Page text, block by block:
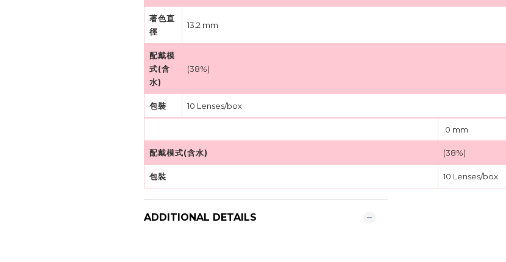
著色直
徑
13.2 mm
配戴模
式(含
水)
(38%)
包裝 10 Lenses/box
.0 mm
配戴模式(含水) (38%)
包裝 10 Lenses/box
ADDITIONAL DETAILS